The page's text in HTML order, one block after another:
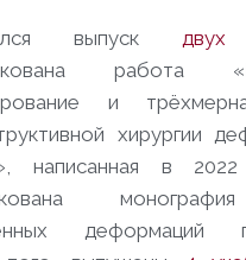
выпуск двух
работа
и
хирургии
написанная в
деформаций